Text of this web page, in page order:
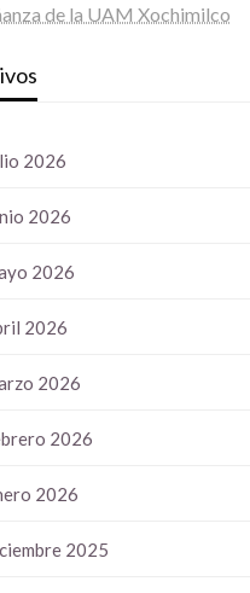
de la UAM Xochimilco
2026
2026
2026
2026
2026
2026
2026
2025